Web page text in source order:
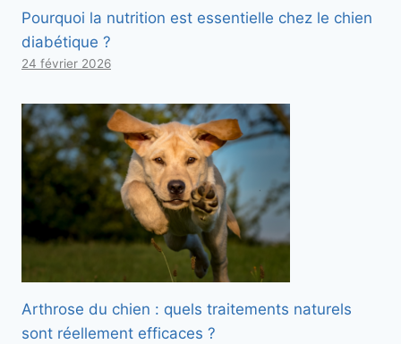
Pourquoi la nutrition est essentielle chez le chien
diabétique ?
24 février 2026
Arthrose du chien : quels traitements naturels
sont réellement efficaces ?